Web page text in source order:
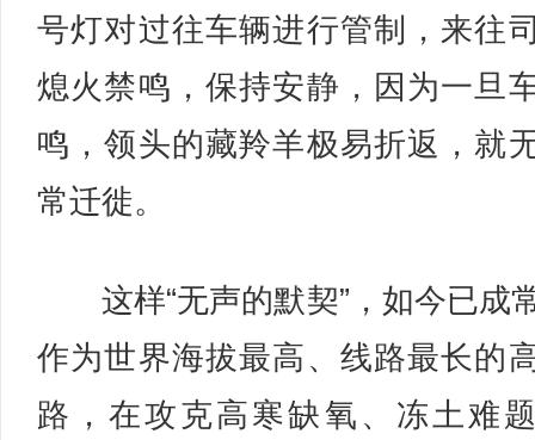
号灯对过往车辆进行管制，来往
熄火禁鸣，保持安静，因为一旦
鸣，领头的藏羚羊极易折返，就
常迁徙。
这样“无声的默契”，如今已成
作为世界海拔最高、线路最长的
路，在攻克高寒缺氧、冻土难